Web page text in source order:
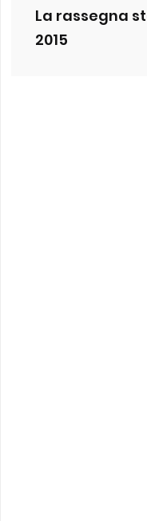
La rassegna
2015